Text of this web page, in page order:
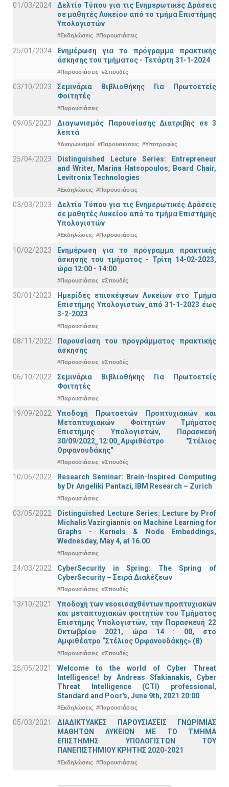
01/03/2024
Δελτίο Τύπου για τις Ενημερωτικές Δράσεις
σε μαθητές Λυκείου από το τμήμα Επιστήμης
Υπολογιστών
#Εκδηλώσεις #Παρουσιάσεις
25/01/2024
Ενημέρωση για το πρόγραμμα πρακτικής
άσκησης του τμήματος - Τετάρτη 31-1-2024
#Παρουσιάσεις #Σπουδές
03/10/2023
Σεμινάρια Βιβλιοθήκης Για Πρωτοετείς
Φοιτητές
#Παρουσιάσεις
09/05/2023
Διαγωνισμός Παρουσίασης Διατριβής σε 3
λεπτά
#Διαγωνισμοί #Παρουσιάσεις #Υποτροφίες
25/04/2023
Distinguished Lecture Series: Entrepreneur
and Writer, Marina Hatsopoulos, Board Chair,
Levitronix Technologies
#Εκδηλώσεις #Παρουσιάσεις
03/03/2023
Δελτίο Τύπου για τις Ενημερωτικές Δράσεις
σε μαθητές Λυκείου από το τμήμα Επιστήμης
Υπολογιστών
#Εκδηλώσεις #Παρουσιάσεις
10/02/2023
Ενημέρωση για το πρόγραμμα πρακτικής
άσκησης του τμήματος - Τρίτη 14-02-2023,
ώρα 12:00 - 14:00
#Παρουσιάσεις #Σπουδές
30/01/2023
Ημερίδες επισκέψεων Λυκείων στο Τμήμα
Επιστήμης Υπολογιστών_από 31-1-2023 έως
3-2-2023
#Παρουσιάσεις
08/11/2022
Παρουσίαση του προγράμματος πρακτικής
άσκησης
#Παρουσιάσεις #Σπουδές
06/10/2022
Σεμινάρια Βιβλιοθήκης Για Πρωτοετείς
Φοιτητές
#Παρουσιάσεις
19/09/2022
Υποδοχή Πρωτοετών Προπτυχιακών και
Μεταπτυχιακών Φοιτητών Τμήματος
Επιστήμης Υπολογιστών, Παρασκευή
30/09/2022_12:00_Αμφιθέατρο "Στέλιος
Ορφανουδάκης"
#Παρουσιάσεις #Σπουδές
10/05/2022
Research Seminar: Brain-Inspired Computing
by Dr Angeliki Pantazi, IBM Research – Zurich
#Παρουσιάσεις
03/05/2022
Distinguished Lecture Series: Lecture by Prof
Michalis Vazirgiannis on Machine Learning for
Graphs - Kernels & Νode Εmbeddings,
Wednesday, May 4, at 16.00
#Παρουσιάσεις
24/03/2022
CyberSecurity in Spring: The Spring of
CyberSecurity – Σειρά Διαλέξεων
#Παρουσιάσεις #Σπουδές
13/10/2021
Υποδοχή των νεοεισαχθέντων προπτυχιακών
και μεταπτυχιακών φοιτητών του Τμήματος
Επιστήμης Υπολογιστών, την Παρασκευή 22
Οκτωβρίου 2021, ώρα 14 : 00, στο
Αμφιθέατρο “Στέλιος Ορφανουδάκης» (Β)
#Παρουσιάσεις #Σπουδές
25/05/2021
Welcome to the world of Cyber Threat
Intelligence! by Andreas Sfakianakis, Cyber
Threat Intelligence (CTI) professional,
Standard and Poor's, June 9th, 2021 20:00
#Εκδηλώσεις #Παρουσιάσεις
05/03/2021
ΔΙΑΔΙΚΤΥΑΚΕΣ ΠΑΡΟΥΣΙΑΣΕΙΣ ΓΝΩΡΙΜΙΑΣ
ΜΑΘΗΤΩΝ ΛΥΚΕΙΩΝ ΜΕ ΤΟ ΤΜΗΜΑ
ΕΠΙΣΤΗΜΗΣ ΥΠΟΛΟΓΙΣΤΩΝ ΤΟΥ
ΠΑΝΕΠΙΣΤΗΜΙΟΥ ΚΡΗΤΗΣ 2020-2021
#Εκδηλώσεις #Παρουσιάσεις